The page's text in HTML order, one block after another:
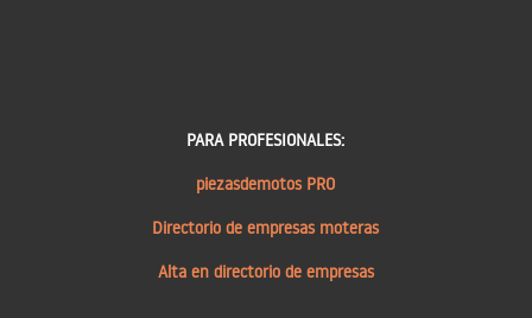
PARA PROFESIONALES:
piezasdemotos PRO
Directorio de empresas moteras
Alta en directorio de empresas